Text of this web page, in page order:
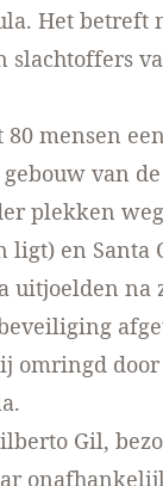
Het betreft
mensen
van
plekken
ligt) en Santa
uitjoelden na
omringd
Gil,